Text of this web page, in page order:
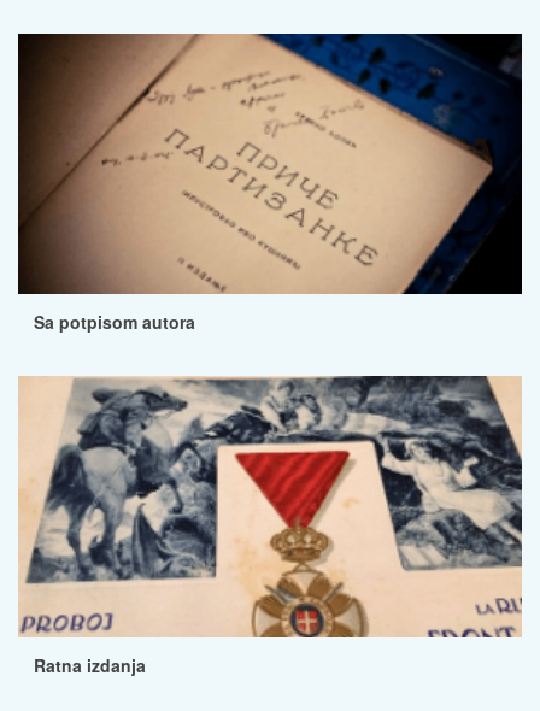
Sa potpisom autora
Ratna izdanja